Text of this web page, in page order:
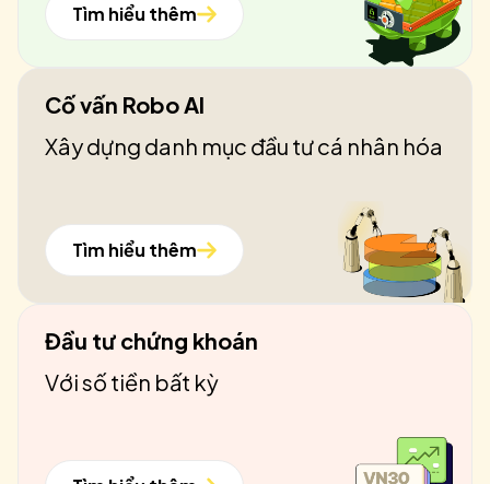
Tìm hiểu thêm
Cố vấn Robo AI
Xây dựng danh mục đầu tư cá nhân hóa
Tìm hiểu thêm
Đầu tư chứng khoán
Với số tiền bất kỳ